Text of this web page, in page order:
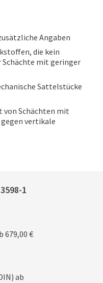
Angaben
die kein
mit geringer
Sattelstücke
von Schächten mit
vertikale
1
679,00 €
ab